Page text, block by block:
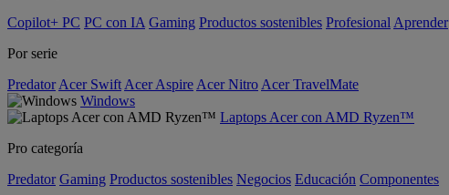
Copilot+ PC PC con IA Gaming Productos sostenibles Profesional Aprender
Por serie
Predator Acer Swift Acer Aspire Acer Nitro Acer TravelMate
Windows
Laptops Acer con AMD Ryzen™
Pro categoría
Predator Gaming Productos sostenibles Negocios Educación Componentes